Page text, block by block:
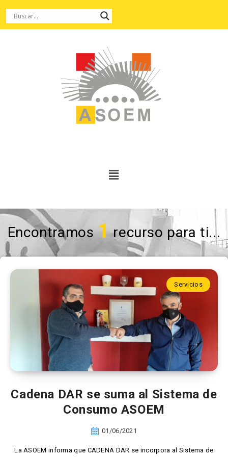
Encontramos1recurso para ti...
Servicios
Cadena DAR se suma al Sistema de
Consumo ASOEM
01/06/2021
La ASOEM informa que CADENA DAR se incorpora al Sistema de